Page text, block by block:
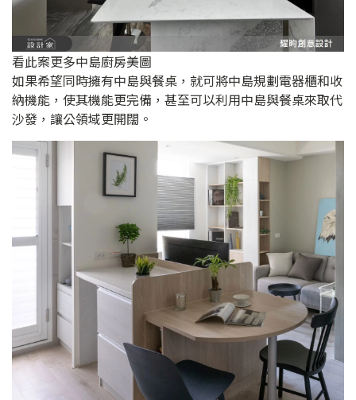
看此案更多中島廚房美圖
如果希望同時擁有中島與餐桌，就可將中島規劃電器櫃和收
納機能，使其機能更完備，甚至可以利用中島與餐桌來取代
沙發，讓公領域更開闊。